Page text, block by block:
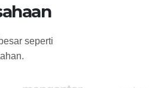
seperti